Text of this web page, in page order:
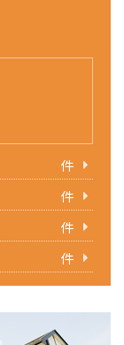
件
件
件
件